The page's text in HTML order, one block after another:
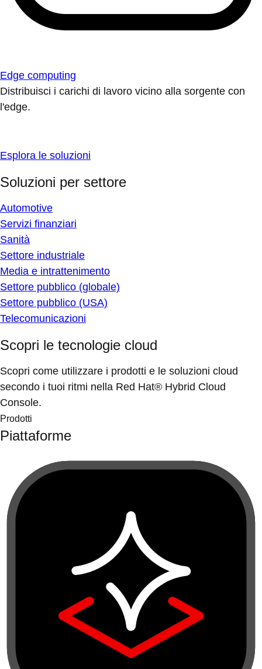
Edge computing
Distribuisci i carichi di lavoro vicino alla sorgente con
l'edge.
Esplora le soluzioni
Soluzioni per settore
Automotive
Servizi finanziari
Sanità
Settore industriale
Media e intrattenimento
Settore pubblico (globale)
Settore pubblico (USA)
Telecomunicazioni
Scopri le tecnologie cloud
Scopri come utilizzare i prodotti e le soluzioni cloud
secondo i tuoi ritmi nella Red Hat® Hybrid Cloud
Console.
Prodotti
Piattaforme